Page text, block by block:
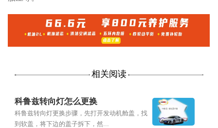
相关阅读
科鲁兹转向灯怎么更换
科鲁兹转向灯更换步骤，先打开发动机舱盖，找
到软盖，将下边的盖子拆下，然...